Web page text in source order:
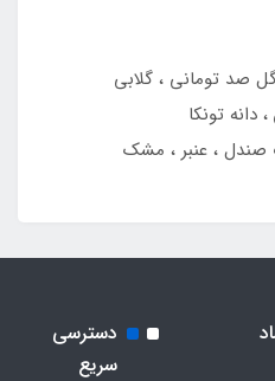
صد تومانی ، گلابی
تونکا
صندل ، عنبر ، مشک
دسترسی
سریع